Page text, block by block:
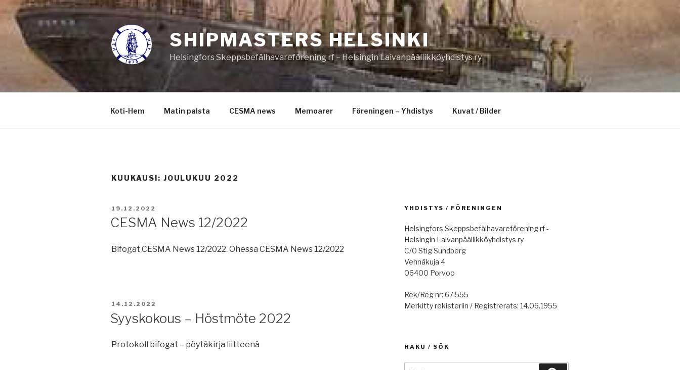
Siirry
sisältöön
SHIPMASTERS HELSINKI
Helsingfors Skeppsbefälhavareförening rf – Helsingin Laivanpäällikköyhdistys ry
Koti-Hem Matin palsta CESMA news Memoarer Föreningen – Yhdistys Kuvat / Bilder
KUUKAUSI: JOULUKUU 2022
JULKAISTU
19.12.2022
CESMA News 12/2022
Bifogat CESMA News 12/2022. Ohessa CESMA News 12/2022
JULKAISTU
14.12.2022
Syyskokous – Höstmöte 2022
Protokoll bifogat – pöytäkirja liitteenä
YHDISTYS / FÖRENINGEN
Helsingfors Skeppsbefälhavareförening rf -
Helsingin Laivanpäällikköyhdistys ry
C/0 Stig Sundberg
Vehnäkuja 4
06400 Porvoo
Rek/Reg nr: 67.555
Merkitty rekisteriin / Registrerats: 14.06.1955
HAKU / SÖK